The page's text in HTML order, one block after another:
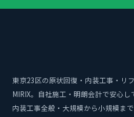
東京23区の原状回復・内装工事・リ
MIRIX。自社施工・明朗会計で安心し
内装工事全般・大規模から小規模ま